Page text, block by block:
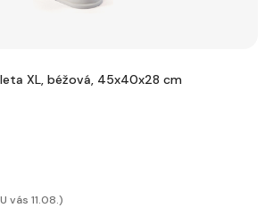
XL, béžová, 45x40x28 cm
vás 11.08.)